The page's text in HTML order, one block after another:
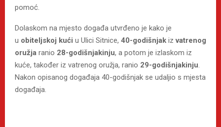
pomoć.
Dolaskom na mjesto događa utvrđeno je kako je
u obiteljskoj kući u Ulici Sitnice, 40-godišnjak izvatrenog
oružja ranio 28-godišnjakinju, a potom je izlaskom iz
kuće, također iz vatrenog oružja, ranio 29-godišnjakinju.
Nakon opisanog događaja 40-godišnjak se udaljio s mjesta
događaja.